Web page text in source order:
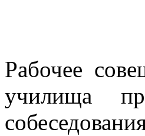
Рабочее
училища